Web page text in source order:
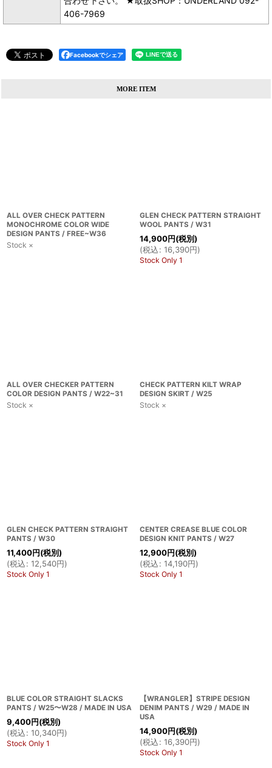
406-7969
Facebookでシェア
MORE ITEM
ALL OVER CHECK PATTERN
MONOCHROME COLOR WIDE
DESIGN PANTS / FREE~W36
Stock ×
GLEN CHECK PATTERN STRAIGHT
WOOL PANTS / W31
14,900円(税別)
(税込: 16,390円)
Stock Only 1
ALL OVER CHECKER PATTERN
COLOR DESIGN PANTS / W22~31
Stock ×
CHECK PATTERN KILT WRAP
DESIGN SKIRT / W25
Stock ×
GLEN CHECK PATTERN STRAIGHT
PANTS / W30
11,400円(税別)
(税込: 12,540円)
Stock Only 1
CENTER CREASE BLUE COLOR
DESIGN KNIT PANTS / W27
12,900円(税別)
(税込: 14,190円)
Stock Only 1
BLUE COLOR STRAIGHT SLACKS
PANTS / W25〜W28 / MADE IN USA
9,400円(税別)
(税込: 10,340円)
Stock Only 1
【WRANGLER】STRIPE DESIGN
DENIM PANTS / W29 / MADE IN
USA
14,900円(税別)
(税込: 16,390円)
Stock Only 1